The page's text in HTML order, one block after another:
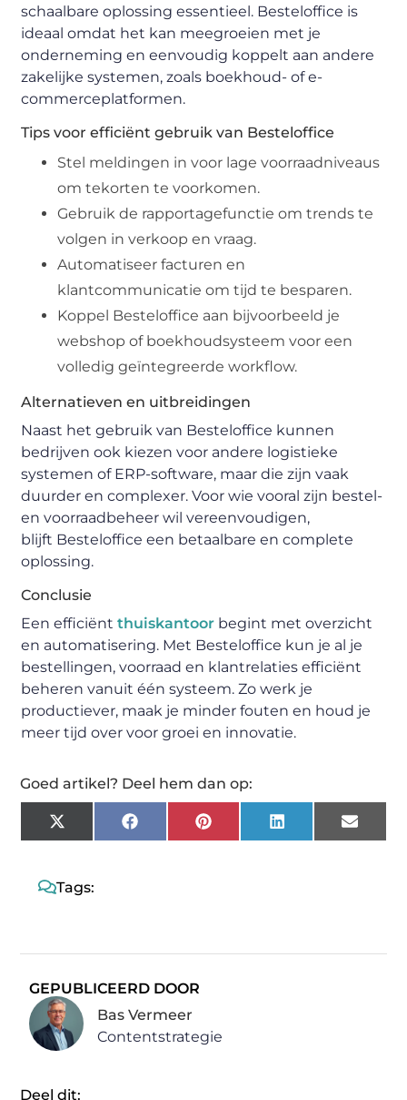
schaalbare oplossing essentieel. Besteloffice is
ideaal omdat het kan meegroeien met je
onderneming en eenvoudig koppelt aan andere
zakelijke systemen, zoals boekhoud- of e-
commerceplatformen.
Tips voor efficiënt gebruik van Besteloffice
Stel meldingen in voor lage voorraadniveaus
om tekorten te voorkomen.
Gebruik de rapportagefunctie om trends te
volgen in verkoop en vraag.
Automatiseer facturen en
klantcommunicatie om tijd te besparen.
Koppel Besteloffice aan bijvoorbeeld je
webshop of boekhoudsysteem voor een
volledig geïntegreerde workflow.
Alternatieven en uitbreidingen
Naast het gebruik van Besteloffice kunnen
bedrijven ook kiezen voor andere logistieke
systemen of ERP-software, maar die zijn vaak
duurder en complexer. Voor wie vooral zijn bestel-
en voorraadbeheer wil vereenvoudigen,
blijft Besteloffice een betaalbare en complete
oplossing.
Conclusie
Een efficiëntthuiskantoor begint met overzicht
en automatisering. Met Besteloffice kun je al je
bestellingen, voorraad en klantrelaties efficiënt
beheren vanuit één systeem. Zo werk je
productiever, maak je minder fouten en houd je
meer tijd over voor groei en innovatie.
Goed artikel? Deel hem dan op:
X
(Twitter)
FacebookPinterestLinkedIn Email
Tags:
GEPUBLICEERD DOOR
Bas Vermeer
Contentstrategie
Deel dit: